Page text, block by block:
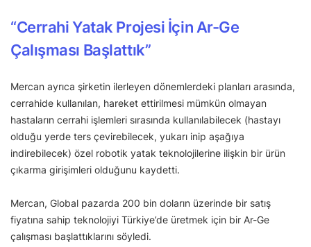
“Cerrahi Yatak Projesi İçin Ar-Ge
Çalışması Başlattık”
Mercan ayrıca şirketin ilerleyen dönemlerdeki planları arasında,
cerrahide kullanılan, hareket ettirilmesi mümkün olmayan
hastaların cerrahi işlemleri sırasında kullanılabilecek (hastayı
olduğu yerde ters çevirebilecek, yukarı inip aşağıya
indirebilecek) özel robotik yatak teknolojilerine ilişkin bir ürün
çıkarma girişimleri olduğunu kaydetti.
Mercan, Global pazarda 200 bin doların üzerinde bir satış
fiyatına sahip teknolojiyi Türkiye’de üretmek için bir Ar-Ge
çalışması başlattıklarını söyledi.